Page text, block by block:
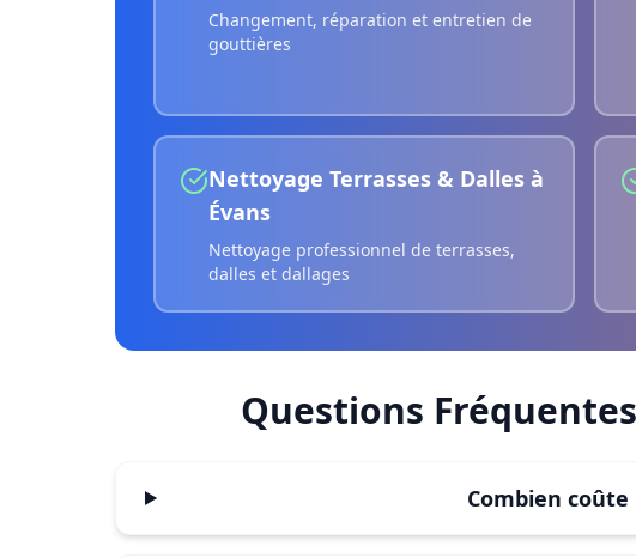
Changement, réparation et entretien de
gouttières
Nettoyage Terrasses & Dalles à
Évans
Nettoyage professionnel de terrasses,
dalles et dallages
Questions
Combien coûte